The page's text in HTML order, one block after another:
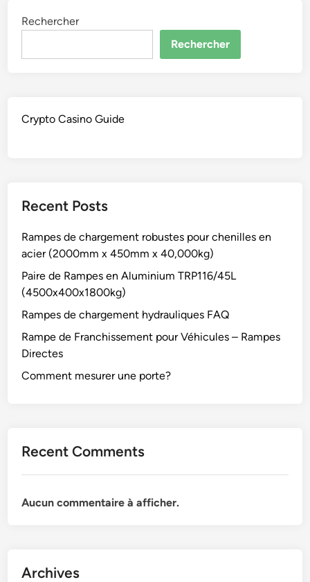
Rechercher
Rechercher
Crypto Casino Guide
Recent Posts
Rampes de chargement robustes pour chenilles en
acier (2000mm x 450mm x 40,000kg)
Paire de Rampes en Aluminium TRP116/45L
(4500x400x1800kg)
Rampes de chargement hydrauliques FAQ
Rampe de Franchissement pour Véhicules – Rampes
Directes
Comment mesurer une porte?
Recent Comments
Aucun commentaire à afficher.
Archives